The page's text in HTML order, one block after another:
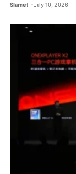
Slamet July 10, 2026